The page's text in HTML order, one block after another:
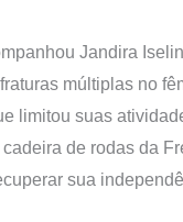
Jandira
múltiplas no
limitou suas
de rodas da
sua